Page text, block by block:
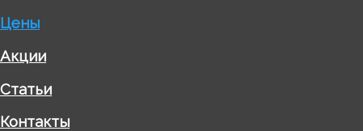
Цены
Акции
Статьи
Контакты